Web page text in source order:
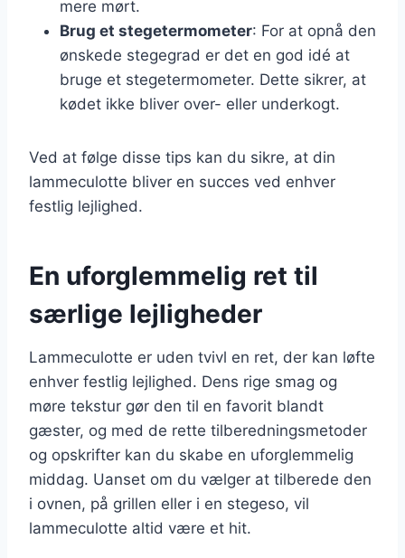
mere mørt.
Brug et stegetermometer: For at opnå den
ønskede stegegrad er det en god idé at
bruge et stegetermometer. Dette sikrer, at
kødet ikke bliver over- eller underkogt.
Ved at følge disse tips kan du sikre, at din
lammeculotte bliver en succes ved enhver
festlig lejlighed.
En uforglemmelig ret til
særlige lejligheder
Lammeculotte er uden tvivl en ret, der kan løfte
enhver festlig lejlighed. Dens rige smag og
møre tekstur gør den til en favorit blandt
gæster, og med de rette tilberedningsmetoder
og opskrifter kan du skabe en uforglemmelig
middag. Uanset om du vælger at tilberede den
i ovnen, på grillen eller i en stegeso, vil
lammeculotte altid være et hit.